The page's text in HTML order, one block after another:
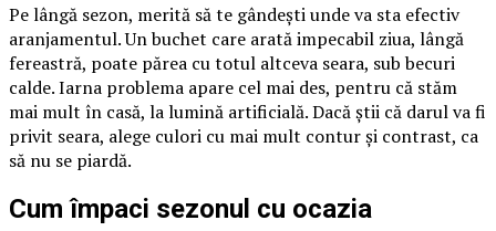
Pe lângă sezon, merită să te gândești unde va sta efectiv
aranjamentul. Un buchet care arată impecabil ziua, lângă
fereastră, poate părea cu totul altceva seara, sub becuri
calde. Iarna problema apare cel mai des, pentru că stăm
mai mult în casă, la lumină artificială. Dacă știi că darul va fi
privit seara, alege culori cu mai mult contur și contrast, ca
să nu se piardă.
Cum împaci sezonul cu ocazia